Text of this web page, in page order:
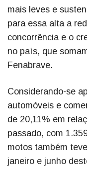
mais leves e
para essa alta a
concorrência e o
no país, que
Fenabrave.
Considerando-se
automóveis e
de 20,11% em
passado, com
motos também
janeiro e junho